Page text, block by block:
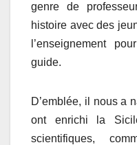
genre de
histoire avec des
l’enseignement
guide.
D’emblée, il nous a
ont enrichi la
scientifiques,